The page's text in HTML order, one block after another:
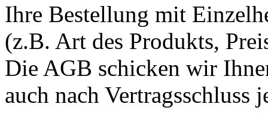
Ihre Bestellung mit
(z.B. Art des Produkts,
Die AGB schicken wir
auch nach Vertragsschluss